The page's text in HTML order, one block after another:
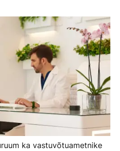
ka vastuvõtuametnike